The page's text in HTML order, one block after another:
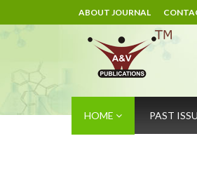
ABOUT JOURNAL
HOME PAST